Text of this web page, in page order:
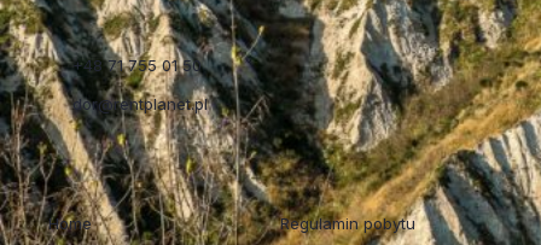
+48 71 755 01 50
dor@rentplanet.pl
Szybkie linki
Home
Regulaminy
Regulamin pobytu